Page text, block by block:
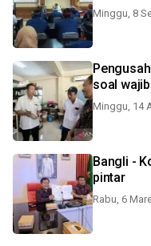
Minggu, 8
soal
Minggu, 14
Bangli -
pintar
Rabu, 6